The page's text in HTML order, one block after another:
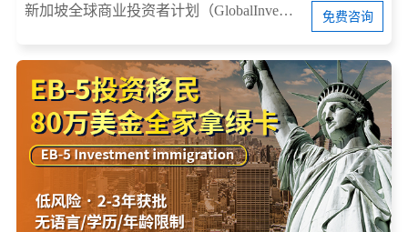
新加坡全球商业投资者计划（GlobalInvestorProgram，简称GIP） 免费咨询